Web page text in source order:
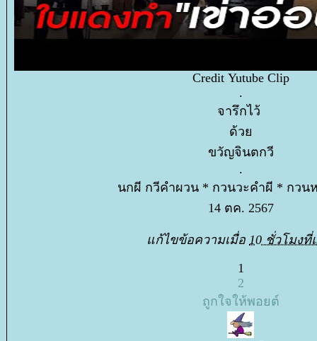
Credit Yutube Clip
.
จารึกไว้
ด้ว
ขวัญจินตกวี
.
นกผี กวีคำผวน * กวนวะคำผี * กวน
14 ตค. 2567
ก้ไขข้อความเมื่อ 10 ชั่วโมงที่
1
2
ถูกใจให้พอยต์